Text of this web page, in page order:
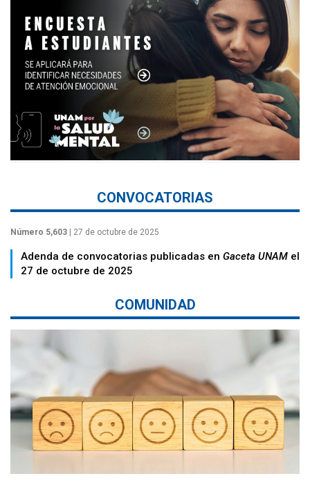
CONVOCATORIAS
Número 5,603 | 27 de octubre de 2025
Adenda de convocatorias publicadas en Gaceta UNAM el
27 de octubre de 2025
COMUNIDAD